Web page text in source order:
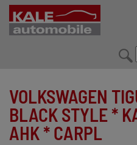
LEISTUNGEN
KONFIGURATOR
VOLKSWAGEN
BLACK STYLE *
AHK * CARPL